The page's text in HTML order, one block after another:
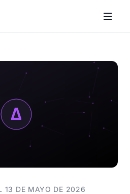
13 DE MAYO DE 2026